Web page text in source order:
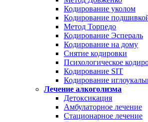
Кодирование уколом
Кодирование
Метод Торпедо
Кодирование Эспераль
Кодирование на дому
Снятие кодировки
Психологическое
Кодирование SIT
Кодирование
Лечение алкоголизма
Детоксикация
Амбулаторное лечение
Стационарное лечение